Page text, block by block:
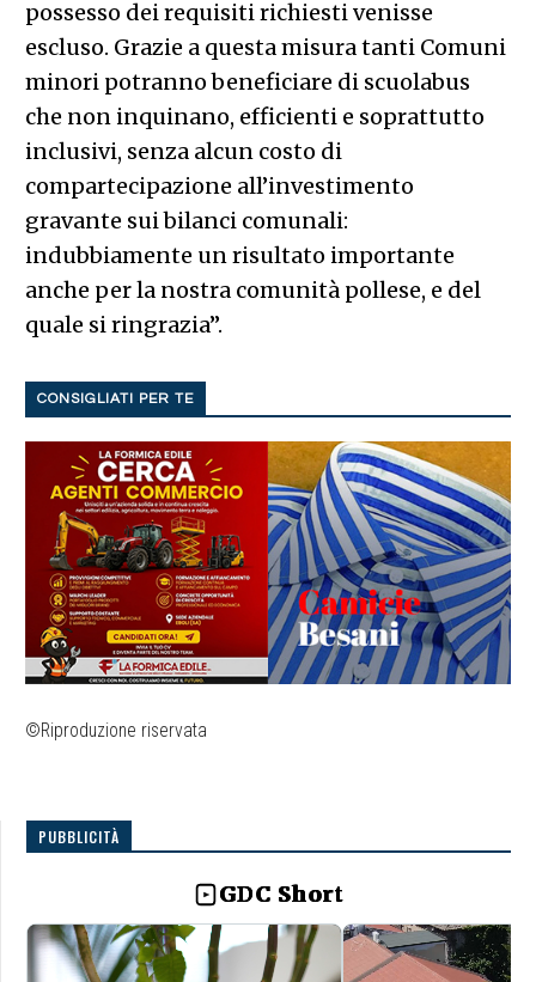
possesso dei requisiti richiesti venisse
escluso. Grazie a questa misura tanti Comuni
minori potranno beneficiare di scuolabus
che non inquinano, efficienti e soprattutto
inclusivi, senza alcun costo di
compartecipazione all’investimento
gravante sui bilanci comunali:
indubbiamente un risultato importante
anche per la nostra comunità pollese, e del
quale si ringrazia”.
CONSIGLIATI PER TE
©Riproduzione riservata
PUBBLICITÀ
GDC Short